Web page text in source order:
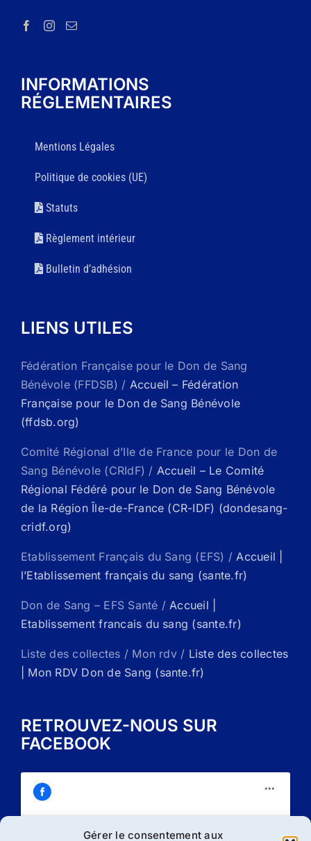
Gérer le consentement aux
INFORMATIONS
RÉGLEMENTAIRES
Mentions Légales
Politique de cookies (UE)
Statuts
Règlement intérieur
Bulletin d’adhésion
LIENS UTILES
Fédération Française pour le Don de Sang
Bénévole (FFDSB) / Accueil – Fédération
Française pour le Don de Sang Bénévole
(ffdsb.org)
Comité Régional d’Ile de France pour le Don de
Sang Bénévole (CRIdF) / Accueil – Le Comité
Régional Fédéré pour le Don de Sang Bénévole
de la Région Île-de-France (CR-IDF) (dondesang-
cridf.org)
Etablissement Français du Sang (EFS) /Accueil |
l’Etablissement français du sang (sante.fr)
Don de Sang – EFS Santé /Accueil |
Etablissement francais du sang (sante.fr)
Liste des collectes / Mon rdv / Liste des collectes
| Mon RDV Don de Sang (sante.fr)
RETROUVEZ-NOUS SUR
FACEBOOK